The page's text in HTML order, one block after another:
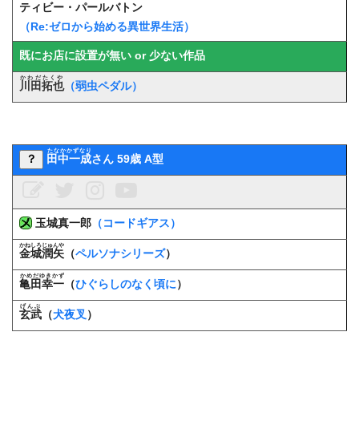
ティビー・パールバトン
（Re:ゼロから始める異世界生活）
既にお店に設置が無い or 少ない作品
川田拓也
かわだたくや
（弱虫ペダル）
？ 田中一成
たなかかずなり
さん 59歳 A型
玉城真一郎 （コードギアス）
金城潤矢
かねしろじゅんや
（ペルソナシリーズ）
亀田幸一
かめだゆきかず
（ひぐらしのなく頃に ）
玄武
げんぶ
（犬夜叉 ）